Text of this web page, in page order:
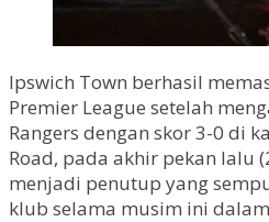
Ipswich Town berhasil
Premier League setelah
Rangers dengan skor 3-0 di
Road, pada akhir pekan lalu
menjadi penutup yang
klub selama musim ini